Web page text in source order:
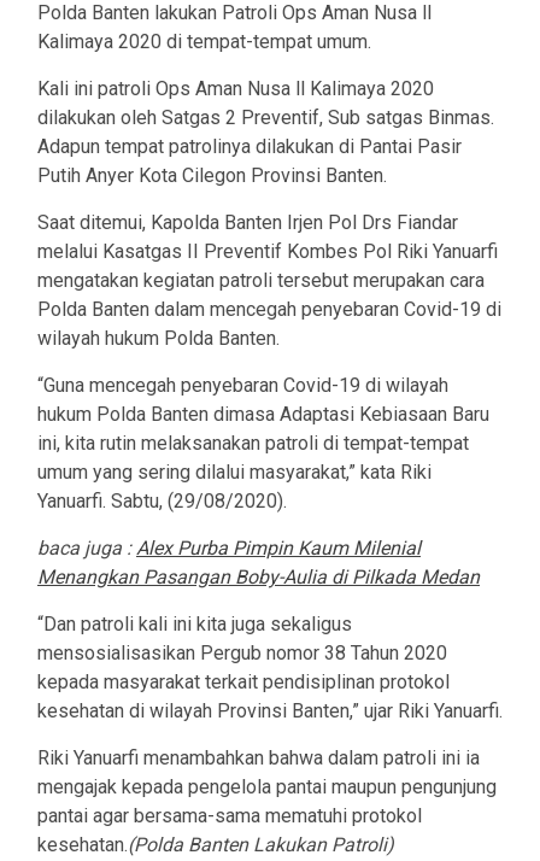
Polda Banten lakukan Patroli Ops Aman Nusa ll
Kalimaya 2020 di tempat-tempat umum.
Kali ini patroli Ops Aman Nusa ll Kalimaya 2020
dilakukan oleh Satgas 2 Preventif, Sub satgas Binmas.
Adapun tempat patrolinya dilakukan di Pantai Pasir
Putih Anyer Kota Cilegon Provinsi Banten.
Saat ditemui, Kapolda Banten Irjen Pol Drs Fiandar
melalui Kasatgas II Preventif Kombes Pol Riki Yanuarfi
mengatakan kegiatan patroli tersebut merupakan cara
Polda Banten dalam mencegah penyebaran Covid-19 di
wilayah hukum Polda Banten.
“Guna mencegah penyebaran Covid-19 di wilayah
hukum Polda Banten dimasa Adaptasi Kebiasaan Baru
ini, kita rutin melaksanakan patroli di tempat-tempat
umum yang sering dilalui masyarakat,” kata Riki
Yanuarfi. Sabtu, (29/08/2020).
baca juga :Alex Purba Pimpin Kaum Milenial
Menangkan Pasangan Boby-Aulia di Pilkada Medan
“Dan patroli kali ini kita juga sekaligus
mensosialisasikan Pergub nomor 38 Tahun 2020
kepada masyarakat terkait pendisiplinan protokol
kesehatan di wilayah Provinsi Banten,” ujar Riki Yanuarfi.
Riki Yanuarfi menambahkan bahwa dalam patroli ini ia
mengajak kepada pengelola pantai maupun pengunjung
pantai agar bersama-sama mematuhi protokol
kesehatan.(Polda Banten Lakukan Patroli)